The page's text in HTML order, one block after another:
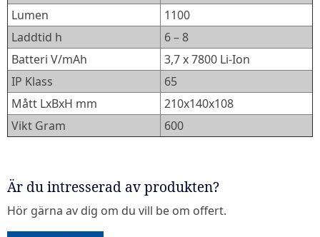
Lumen
1100
Laddtid h
6 – 8
Batteri V/mAh
3,7 x 7800 Li-Ion
IP Klass
65
Mått LxBxH mm
210x140x108
Vikt Gram
600
Är du intresserad av produkten?
Hör gärna av dig om du vill be om offert.